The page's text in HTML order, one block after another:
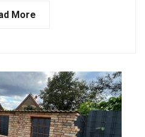
More